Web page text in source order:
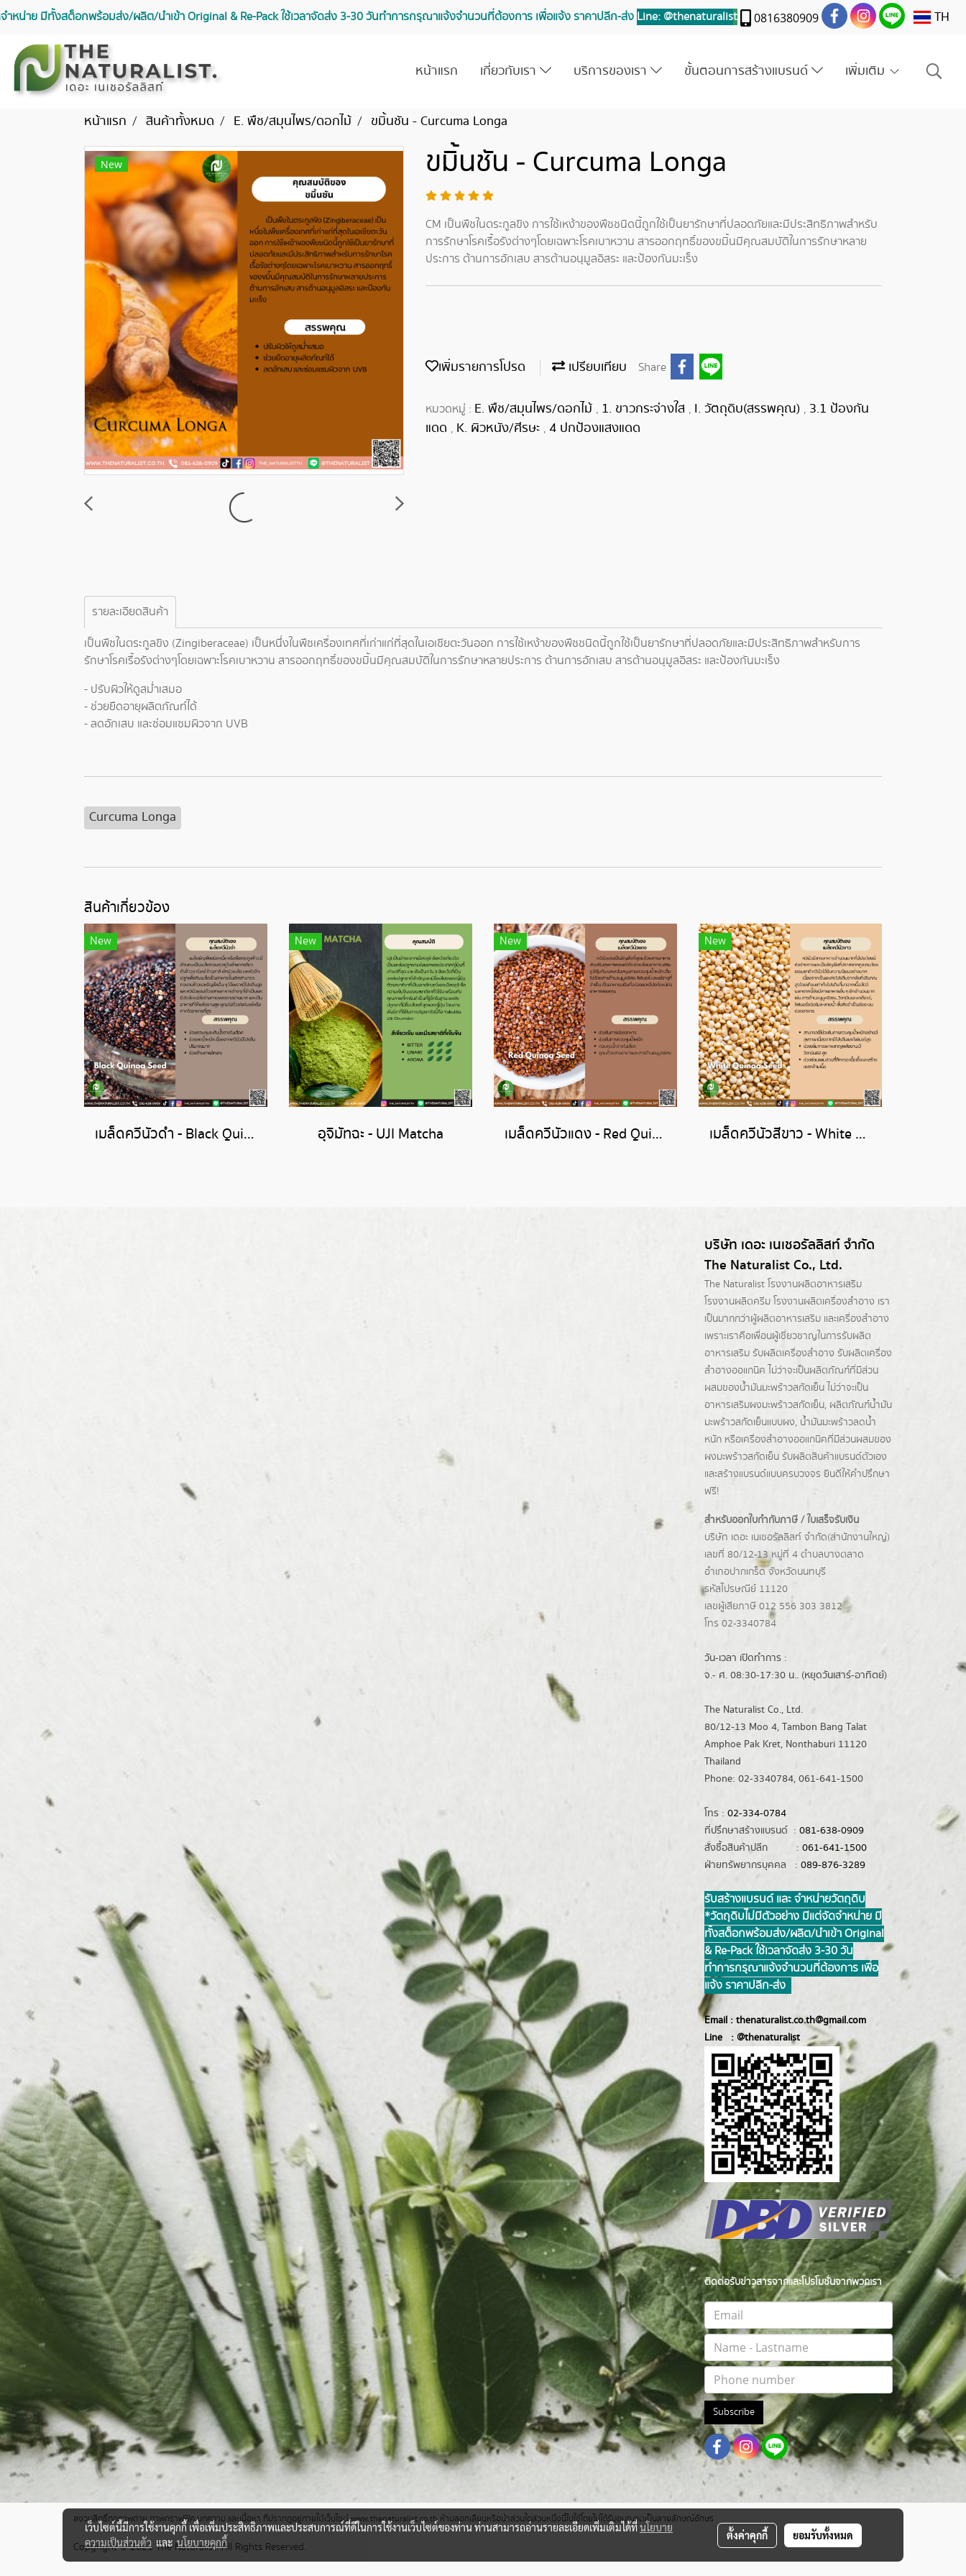
น่าย มีทั้งสต็อกพร้อมส่ง/ผลิต/นำเข้า Original & Re-Pack ใช้เวลาจัดส่ง 3-30 วันทำการ กรุณาแจ้งจำนวนที่ต้องการ เพื่อแจ้ง ราคาปลีก-ส่ง Line: @thenaturalist 0816380909 TH
หน้าแรก เกี่ยวกับเรา บริการของเรา ขั้นตอนการสร้างแบรนด์ เพิ่มเติม
หน้าแรก สินค้าทั้งหมด E. พืช/สมุนไพร/ดอกไม้ ขมิ้นชัน - Curcuma Longa
New ขมิ้นชัน - Curcuma Longa
CM เป็นพืชในตระกูลขิง การใช้เหง้าของพืชชนิดนี้ถูกใช้เป็นยารักษาที่ปลอดภัยและมีประสิทธิภาพสำหรับ
การรักษาโรคเรื้อรังต่างๆโดยเฉพาะโรคเบาหวาน สารออกฤทธิ์ของขมิ้นมีคุณสมบัติในการรักษาหลาย
ประการ ต้านการอักเสบ สารต้านอนุมูลอิสระ และป้องกันมะเร็ง
เพิ่มรายการโปรด เปรียบเทียบ Share
หมวดหมู่ : E. พืช/สมุนไพร/ดอกไม้ , 1. ขาวกระจ่างใส , I. วัตถุดิบ(สรรพคุณ) , 3.1 ป้องกัน
แดด , K. ผิวหนัง/ศีรษะ , 4 ปกป้องแสงแดด
รายละเอียดสินค้า
เป็นพืชในตระกูลขิง (Zingiberaceae) เป็นหนึ่งในพืชเครื่องเทศที่เก่าแก่ที่สุดในเอเชียตะวันออก การใช้เหง้าของพืชชนิดนี้ถูกใช้เป็นยารักษาที่ปลอดภัยและมีประสิทธิภาพสำหรับการ
รักษาโรคเรื้อรังต่างๆโดยเฉพาะโรคเบาหวาน สารออกฤทธิ์ของขมิ้นมีคุณสมบัติในการรักษาหลายประการ ต้านการอักเสบ สารต้านอนุมูลอิสระ และป้องกันมะเร็ง
- ปรับผิวให้ดูสม่ำเสมอ
- ช่วยยืดอายุผลิตภัณท์ได้
- ลดอักเสบ และซ่อมแซมผิวจาก UVB
Curcuma Longa
สินค้าเกี่ยวข้อง
New
เมล็ดควีนัวดำ - Black Quinoa Seed
New
อุจิมัทฉะ - UJI Matcha
New
เมล็ดควีนัวแดง - Red Quinoa Seed
New
เมล็ดควีนัวสีขาว - White Quinoa Seed
บริษัท เดอะ เนเชอรัลลิสท์ จำกัด
The Naturalist Co., Ltd.
The Naturalist โรงงานผลิตอาหารเสริม
โรงงานผลิตครีมโรงงานผลิตเครื่องสำอาง เรา
เป็นมากกว่าผู้ผลิตอาหารเสริมและเครื่องสำอาง
เพราะเราคือเพื่อนผู้เชี่ยวชาญในการรับผลิต
อาหารเสริม รับผลิตเครื่องสำอาง รับผลิตเครื่อง
สำอางออแกนิค ไม่ว่าจะเป็นผลิตภัณฑ์ที่มีส่วน
ผสมของน้ำมันมะพร้าวสกัดเย็น ไม่ว่าจะเป็น
อาหารเสริมผงมะพร้าวสกัดเย็น, ผลิตภัณฑ์น้ำมัน
มะพร้าวสกัดเย็นแบบผง, น้ำมันมะพร้าวลดน้ำ
หนักหรือเครื่องสำอางออแกนิคที่มีส่วนผสมของ
ผงมะพร้าวสกัดเย็น รับผลิตสินค้าแบรนด์ตัวเอง
และสร้างแบรนด์แบบครบวงจร ยินดีให้คำปรึกษา
ฟรี!
สำหรับออกใบกำกับภาษี / ใบเสร็จรับเงิน
บริษัท เดอะ เนเชอรัลลิสท์ จำกัด(ส่านักงานใหญ่)
เลขที่ 80/12-13 หมู่ที่ 4 ตำบลบางตลาด
อำเภอปากเกร็ดจังหวัดนนทบุรี
รหัสไปรษณีย์ 11120
เลขผู้เสียภาษี 012 556 303 3812
โทร 02-3340784
วัน-เวลา เปิดทำการ :
จ.- ศ. 08:30-17:30 น.. (หยุดวันเสาร์-อาทิตย์)
The Naturalist Co., Ltd.
80/12-13 Moo 4, Tambon Bang Talat
Amphoe Pak Kret, Nonthaburi 11120
Thailand
Phone: 02-3340784, 061-641-1500
โทร : 02-334-0784
ที่ปรึกษาสร้างแบรนด์ : 081-638-0909
สั่งซื้อสินค้าปลีก : 061-641-1500
ฝ่ายทรัพยากรบุคคล : 089-876-3289
รับสร้างแบรนด์ และ จำหน่ายวัตถุดิบ
*วัตถุดิบไม่มีตัวอย่าง มีแต่จัดจำหน่าย มี
ทั้งสต็อกพร้อมส่ง/ผลิต/นำเข้า Original
& Re-Pack ใช้เวลาจัดส่ง 3-30 วัน
ทำการ กรุณาแจ้งจำนวนที่ต้องการ เพื่อ
แจ้ง ราคาปลีก-ส่ง
Email : thenaturalist.co.th@gmail.com
Line : @thenaturalist
ติดต่อรับข่าวสารจากและโปรโมชั่นจากพวกเรา
Subscribe
สงวนสิทธิ์ทุกภาพถ่าย ภาพกราฟฟิค บทความ และเนื้อหา ที่ปรากฎอยู่ภายใต้เว็บไซต์ www.thenaturalist.co.th ห้ามลอกเลียนหรือนำส่วนใดส่วนหนึ่งนี้ไปใช้โดยไม่ได้รับอนุญาตเป็นลายลักษณ์อักษร
Copyright © 2021 The Naturalist. All Rights Reserved.
เว็บไซต์นี้มีการใช้งานคุกกี้ เพื่อเพิ่มประสิทธิภาพและประสบการณ์ที่ดีในการใช้งานเว็บไซต์ของท่าน ท่านสามารถอ่านรายละเอียดเพิ่มเติมได้ที่นโยบาย
ความเป็นส่วนตัว และนโยบายคุกกี้
ตั้งค่าคุกกี้ ยอมรับทั้งหมด